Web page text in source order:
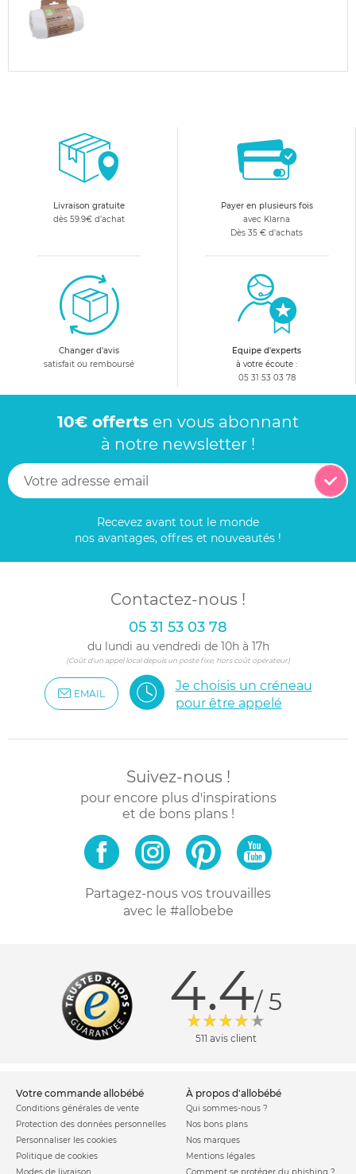
Livraison gratuite
dès 59.9€ d'achat
Payer en plusieurs fois
avec Klarna
Dès 35 € d'achats
Changer d'avis
satisfait ou remboursé
Equipe d'experts
à votre écoute :
05 31 53 03 78
10€ offerts en vous abonnant
à notre newsletter !
Recevez avant tout le monde
nos avantages, offres et nouveautés !
Contactez-nous !
05 31 53 03 78
du lundi au vendredi de 10h à 17h
(Coût d'un appel local depuis un poste fixe, hors coût opérateur)
EMAIL
Je choisis un créneau
pour être appelé
Suivez-nous !
pour encore plus d'inspirations
et de bons plans !
Partagez-nous vos trouvailles
avec le #allobebe
4.4/ 5
511 avis client
votre commande allobébé
Conditions générales de vente
Protection des données personnelles
Personnaliser les cookies
Politique de cookies
à propos d'allobébé
Qui sommes-nous ?
Nos bons plans
Nos marques
Mentions légales